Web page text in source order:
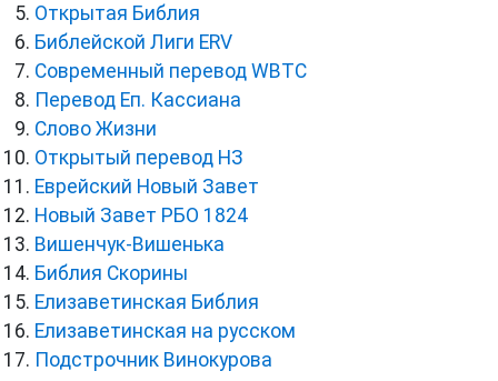
Открытая Библия
Библейской Лиги ERV
Cовременный перевод WBTC
Перевод Еп. Кассиана
Слово Жизни
Открытый перевод НЗ
Еврейский Новый Завет
Новый Завет РБО 1824
Вишенчук-Вишенька
Библия Скорины
Елизаветинская Библия
Елизаветинская на русском
Подстрочник Винокурова